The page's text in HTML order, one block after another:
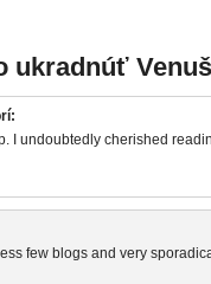
ukradnúť
I undoubtedly cherished
few blogs and very